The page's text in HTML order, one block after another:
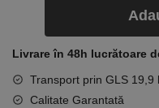
Livrare în 48h lucrătoare
Transport prin GLS 19,9
Calitate Garantată